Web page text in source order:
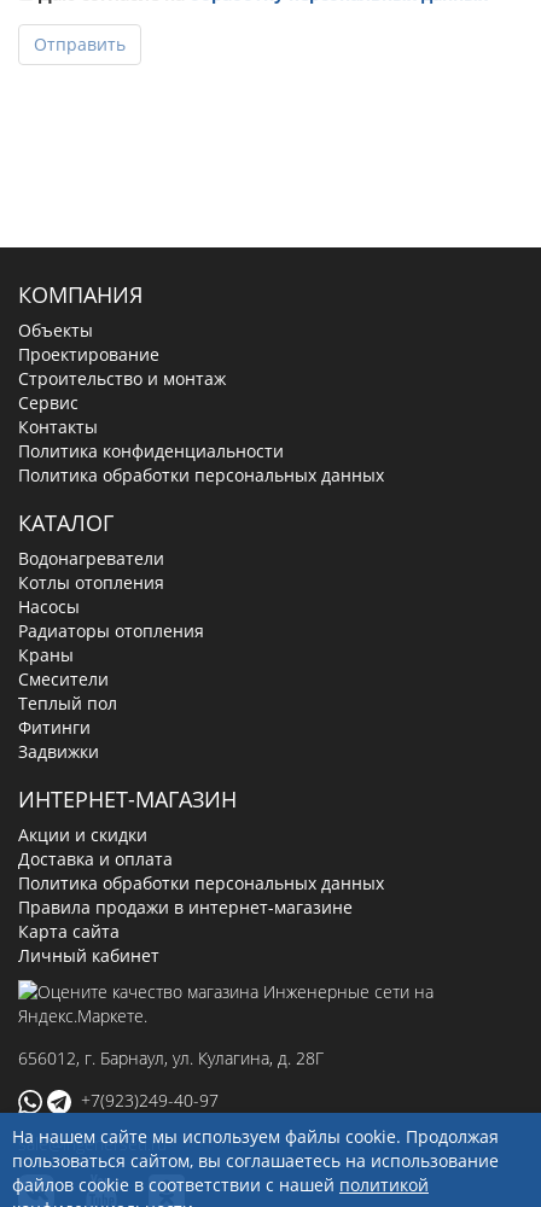
Отправить
КОМПАНИЯ
Объекты
Проектирование
Строительство и монтаж
Сервис
Контакты
Политика конфиденциальности
Политика обработки персональных данных
КАТАЛОГ
Водонагреватели
Котлы отопления
Насосы
Радиаторы отопления
Краны
Смесители
Теплый пол
Фитинги
Задвижки
ИНТЕРНЕТ-МАГАЗИН
Акции и скидки
Доставка и оплата
Политика обработки персональных данных
Правила продажи в интернет-магазине
Карта сайта
Личный кабинет
656012, г. Барнаул, ул. Кулагина, д. 28Г
+7(923)249-40-97
sale@ingenerseti.ru
На нашем сайте мы используем файлы cookie. Продолжая
пользоваться сайтом, вы соглашаетесь на использование
файлов cookie в соответствии с нашей политикой